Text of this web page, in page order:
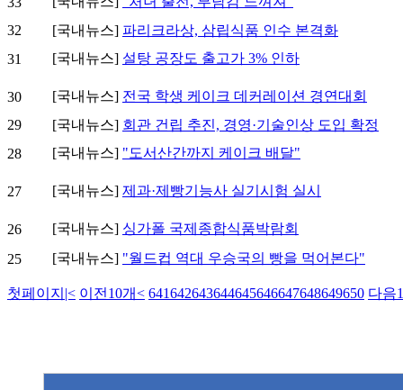
32
[국내뉴스] 파리크라상, 삼립식품 인수 본격화
31
[국내뉴스] 설탕 공장도 출고가 3% 인하
30 [국내뉴스] 전국 학생 케이크 데커레이션 경연대회
29
[국내뉴스] 회관 건립 추진, 경영·기술인상 도입 확정
28
[국내뉴스] "도서산간까지 케이크 배달"
27 [국내뉴스] 제과·제빵기능사 실기시험 실시
26 [국내뉴스] 싱가폴 국제종합식품박람회
25
[국내뉴스] "월드컵 역대 우승국의 빵을 먹어본다"
첫페이지 |< 이전10개< 641642643644645646647648649650 다음